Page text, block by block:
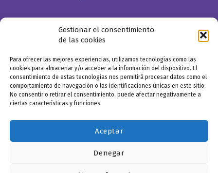
Gestionar el consentimiento
de las cookies
Para ofrecer las mejores experiencias, utilizamos tecnologías como las
cookies para almacenar y/o acceder a la información del dispositivo. El
consentimiento de estas tecnologías nos permitirá procesar datos como el
comportamiento de navegación o las identificaciones únicas en este sitio.
No consentir o retirar el consentimiento, puede afectar negativamente a
ciertas características y funciones.
Aceptar
Denegar